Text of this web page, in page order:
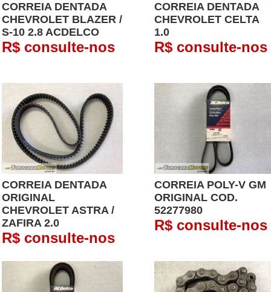
CORREIA DENTADA
CHEVROLET BLAZER /
S-10 2.8 ACDELCO
R$ consulte-nos
CORREIA DENTADA
CHEVROLET CELTA
1.0
R$ consulte-nos
CORREIA DENTADA
ORIGINAL
CHEVROLET ASTRA /
ZAFIRA 2.0
R$ consulte-nos
CORREIA POLY-V GM
ORIGINAL COD.
52277980
R$ consulte-nos